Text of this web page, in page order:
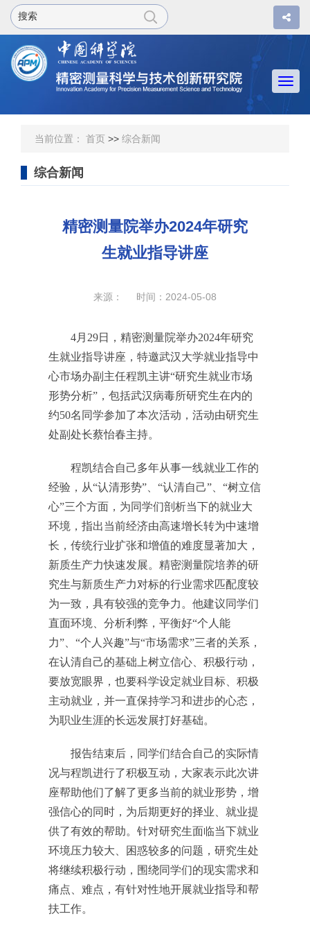
当前位置： 首页 >> 综合新闻
综合新闻
精密测量院举办2024年研究
生就业指导讲座
来源： 时间：2024-05-08
4月29日，精密测量院举办2024年研究
生就业指导讲座，特邀武汉大学就业指导中
心市场办副主任程凯主讲“研究生就业市场
形势分析”，包括武汉病毒所研究生在内的
约50名同学参加了本次活动，活动由研究生
处副处长蔡怡春主持。
程凯结合自己多年从事一线就业工作的
经验，从“认清形势”、“认清自己”、“树立信
心”三个方面，为同学们剖析当下的就业大
环境，指出当前经济由高速增长转为中速增
长，传统行业扩张和增值的难度显著加大，
新质生产力快速发展。精密测量院培养的研
究生与新质生产力对标的行业需求匹配度较
为一致，具有较强的竞争力。他建议同学们
直面环境、分析利弊，平衡好“个人能
力”、“个人兴趣”与“市场需求”三者的关系，
在认清自己的基础上树立信心、积极行动，
要放宽眼界，也要科学设定就业目标、积极
主动就业，并一直保持学习和进步的心态，
为职业生涯的长远发展打好基础。
报告结束后，同学们结合自己的实际情
况与程凯进行了积极互动，大家表示此次讲
座帮助他们了解了更多当前的就业形势，增
强信心的同时，为后期更好的择业、就业提
供了有效的帮助。针对研究生面临当下就业
环境压力较大、困惑较多的问题，研究生处
将继续积极行动，围绕同学们的现实需求和
痛点、难点，有针对性地开展就业指导和帮
扶工作。